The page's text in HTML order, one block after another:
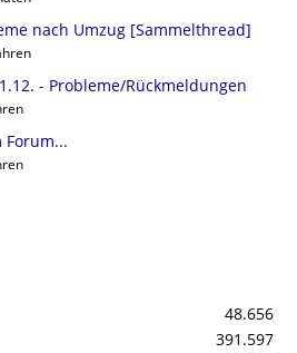
nach Umzug [Sammelthread]
- Probleme/Rückmeldungen
Forum...
48.656
391.597